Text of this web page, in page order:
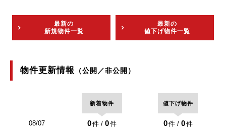
最新の
新規物件一覧
最新の
値下げ物件一覧
物件更新情報 （公開／非公開）
新着物件 値下げ物件
08/07 0件 / 0件 0件 / 0件